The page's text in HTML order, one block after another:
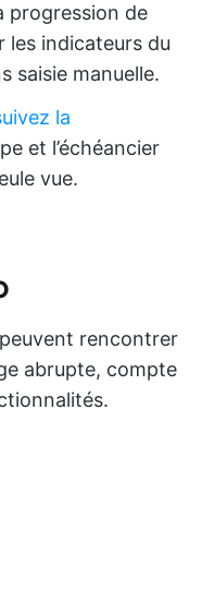
progression de
les indicateurs du
saisie manuelle.
la
et l’échéancier
vue.
rencontrer
abrupte, compte